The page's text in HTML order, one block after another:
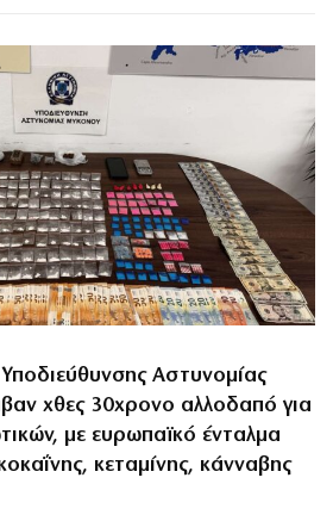
Αστυνομίας
χθες 30χρονο αλλοδαπό για
με ευρωπαϊκό ένταλμα
κεταμίνης, κάνναβης